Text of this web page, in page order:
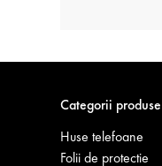
Categorii produse
Huse telefoane
Folii de protectie